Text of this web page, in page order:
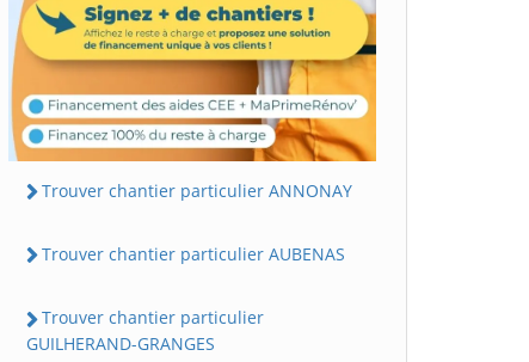
Trouver chantier particulier ANNONAY
Trouver chantier particulier AUBENAS
Trouver chantier particulier
GUILHERAND-GRANGES